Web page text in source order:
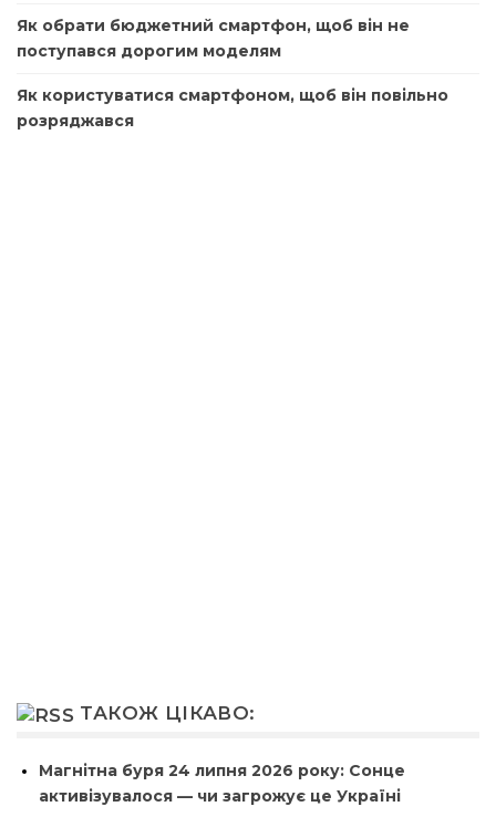
Як обрати бюджетний смартфон, щоб він не
поступався дорогим моделям
Як користуватися смартфоном, щоб він повільно
розряджався
ТАКОЖ ЦІКАВО:
Магнітна буря 24 липня 2026 року: Сонце
активізувалося — чи загрожує це Україні